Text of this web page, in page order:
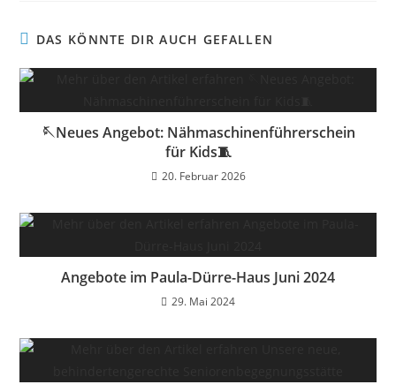
DAS KÖNNTE DIR AUCH GEFALLEN
🪡Neues Angebot: Nähmaschinenführerschein
für Kids🧵
20. Februar 2026
Angebote im Paula-Dürre-Haus Juni 2024
29. Mai 2024